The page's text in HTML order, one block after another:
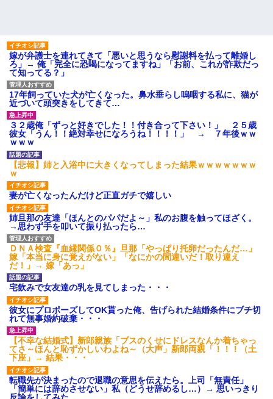
私「初めて飲む味だけどなん
のお茶？」彼「ちっ！」私「」
【GIF】JSのカンチョーワロ
タ
後続車にクラクションを鳴ら
され彼氏が逆切れ。「何クラク
ション鳴らしてんだ！降りてこ
いよ！」と怒鳴りだし...
【衝撃】報酬100万円超の治験
募集がこちらｗｗｗｗｗ(※画像
あり)
【ネット騒然】惨殺されたタ
ワマン頂き女子のこの動画、す
げえええええｗｗｗｗｗｗｗｗ
ｗｗｗ
【愕然】白のクラウン俺氏、
高速道路左車線を制限速度で走
った結果wwwwwwwwwwww
百年の恋12-899 食べた量を
張り合ってくる
【悲報】佐藤輝明・・・２軍
でも盛大にやらかす←あまり悲
しませないでくれ
先生から電話があったんだけ
ど、「～とか～」「～とか考え
主な税金の成り立ちを調べて
嫁が弁護士を連れてきて「悪いと思うなら慰謝料を払って離婚し
ろ」→ 俺「完全に恐喝になってますね」「お前、これが詐欺だっ
て知ってる？」
17年飼っていた犬が亡くなった。鼻水垂らし嗚咽する私に、猫が
近づいて頭突きをしてきて…
３２歳俺「ずっと好きでした！！付き合って下さい！」 ２５歳
彼女「うん！！絶対幸せになろうね！！！！」 → ７年後ｗｗ
ｗｗｗ
【悲報】姉と入浴中に大きくなってしまった結果ｗｗｗｗｗｗｗ
ｗ
妻が亡くなったんだけど正直ガチで嬉しい
姉旦那の友達「ほんとのパパだよ～」私のお腹を触ってほざく。
→思わず手を叩いて振り払ったら…
ＤＮＡ検査『血縁関係０％』旦那「やっぱり托卵だったんだ…」
嫁「本当に身に覚えがない」「なにかの間違いだ！取り違え
だ！」→ 嫁「あっ」
宅飲みで女友達の乳を見てしまった・・・
彼女にプロポーズしてOK貰った俺、告げられた結婚条件にブチ切
れて無事婚約破棄・・・
【不幸な結婚式】新郎親族「ブスのくせにドレスなんか着ちゃっ
てさ～ほんと恥ずかしいわよね～（大声」新郎両親「！！！（土
下座」→ 結果・・・
転職先が決まったので退職の意思を伝えたら。上司「無責任」
「簡単には辞めさせない」私（どうせ辞めるし…）→ 思いっきり
反論をしてみた